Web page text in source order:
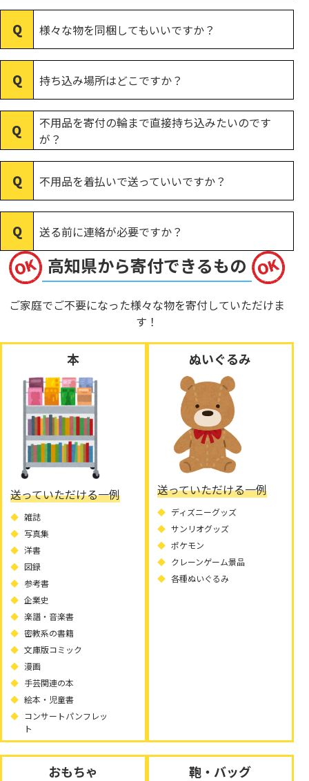
様々な物を同梱してもいいですか？
持ち込み場所はどこですか？
不用品を寄付の輪まで直接持ち込みたいのです
が？
不用品を着払いで送っていいですか？
送る前に連絡が必要ですか？
高知県から寄付できるもの
ご家庭でご不要になった様々な物を寄付していただけま
す！
本
送っていただける一例
雑誌
写真集
洋書
図録
参考書
企業史
楽譜・音楽書
密教系の書籍
文庫版コミック
漫画
手芸関連の本
絵本・児童書
コンサートパンフレッ
ト
ぬいぐるみ
送っていただける一例
ディズニーグッズ
サンリオグッズ
ポケモン
クレーンゲーム景品
各種ぬいぐるみ
おもちゃ 鞄・バッグ